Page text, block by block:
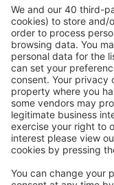
Es tut uns
Ergebnisse
Bitte starten Sie Ihre
Copyright © eSky.at.